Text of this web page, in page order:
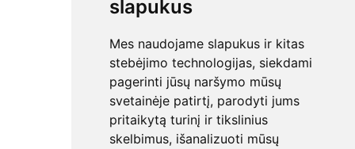
slapukus
Mes naudojame slapukus ir kitas
stebėjimo technologijas, siekdami
pagerinti jūsų naršymo mūsų
svetainėje patirtį, parodyti jums
pritaikytą turinį ir tikslinius
skelbimus, išanalizuoti mūsų